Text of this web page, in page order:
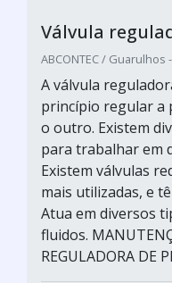
Válvula
ABCONTEC / Guarulhos
A válvula
princípio regular a
o outro. Existem
para trabalhar em
Existem válvulas
mais utilizadas, e
Atua em diversos
fluidos.
REGULADORA DE